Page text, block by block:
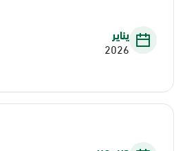
يناير
2026